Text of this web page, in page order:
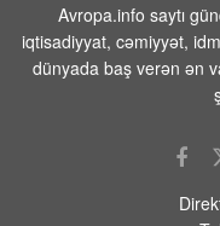
Türkiyə,
Avropa.info saytı
iqtisadiyyat, cəmiyyət,
dünyada baş verən ən